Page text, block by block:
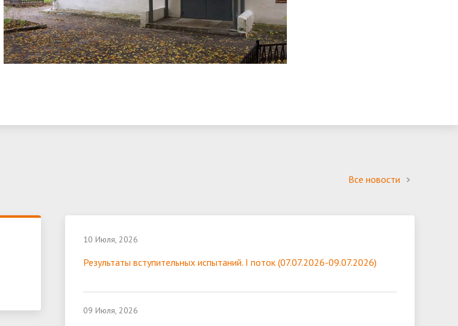
Все новости
10 Июля, 2026
Результаты вступительных испытаний. I поток (07.07.2026-09.07.2026)
09 Июля, 2026